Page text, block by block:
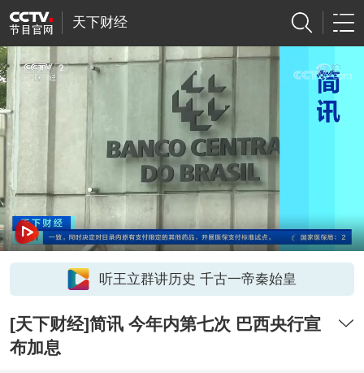
天下财经
听王立群讲历史 千古一帝秦始皇
[天下财经]简讯 今年内第七次 巴西央行宣
布加息